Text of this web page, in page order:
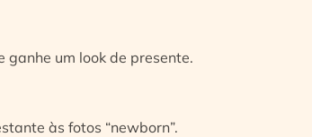
um look de presente.
às fotos “newborn”.